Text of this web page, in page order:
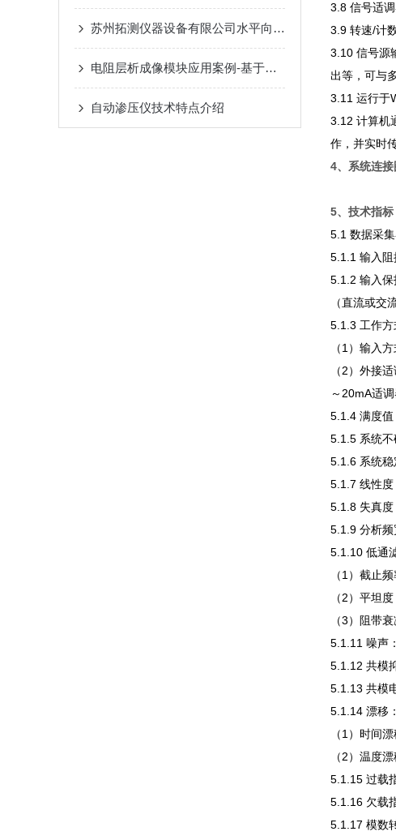
苏州拓测仪器设备有限公司水平向渗透仪研发与试验报告
电阻层析成像模块应用案例-基于三维电阻层析成像的盾构机超前探测研究
自动渗压仪技术特点介绍
3.8 信号适
3.9 转速/计
3.10 信号源
出等，可与
3.11 运行于
3.12 计算机
作，并实时
4、系统连接
5、技术指标
5.1 数据采
5.1.1 输入阻
5.1.2 输入
（直流或交
5.1.3 工作方
（1）输入
（2）外接
～20mA适
5.1.4 满度
5.1.5 系统不
5.1.6 系统稳
5.1.7 线性度
5.1.8 失真度
5.1.9 分析频
5.1.10 低通
（1）截止
（2）平坦
（3）阻带
5.1.11 噪声
5.1.12 共模
5.1.13 共模
5.1.14 漂移：
（1）时间
（2）温度
5.1.15 过载
5.1.16 欠载
5.1.17 模数